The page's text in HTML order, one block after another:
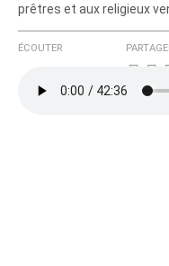
prêtres et aux religieux
ÉCOUTER